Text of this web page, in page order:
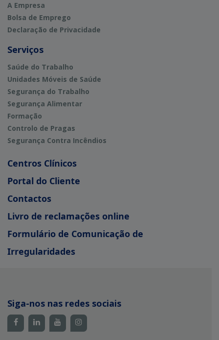
A Empresa
Bolsa de Emprego
Declaração de Privacidade
Serviços
Saúde do Trabalho
Unidades Móveis de Saúde
Segurança do Trabalho
Segurança Alimentar
Formação
Controlo de Pragas
Segurança Contra Incêndios
Centros Clínicos
Portal do Cliente
Contactos
Livro de reclamações online
Formulário de Comunicação de
Irregularidades
Siga-nos nas redes sociais